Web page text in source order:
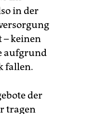
in der
– keinen
aufgrund
fallen.
der
tragen